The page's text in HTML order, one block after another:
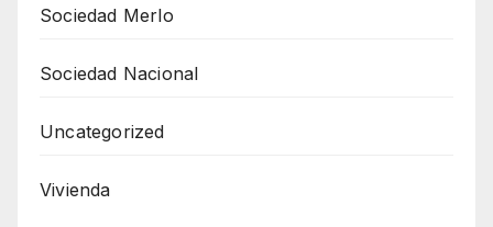
Sociedad Merlo
Sociedad Nacional
Uncategorized
Vivienda